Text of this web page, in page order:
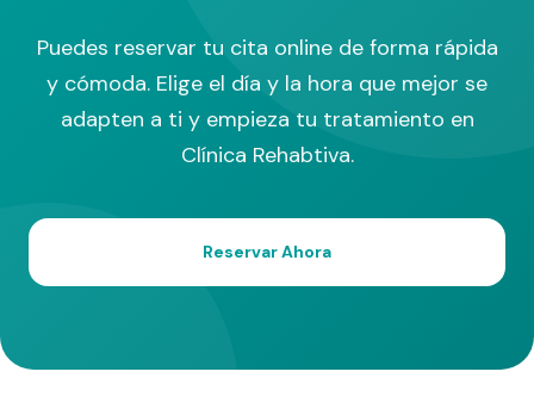
Puedes reservar tu cita online de forma rápida
y cómoda. Elige el día y la hora que mejor se
adapten a ti y empieza tu tratamiento en
Clínica Rehabtiva.
Reservar Ahora